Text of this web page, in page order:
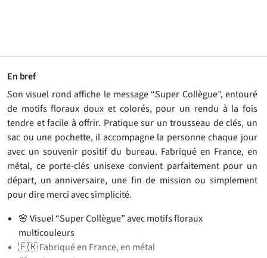
En bref
Son visuel rond affiche le message “Super Collègue”, entouré
de motifs floraux doux et colorés, pour un rendu à la fois
tendre et facile à offrir. Pratique sur un trousseau de clés, un
sac ou une pochette, il accompagne la personne chaque jour
avec un souvenir positif du bureau. Fabriqué en France, en
métal, ce porte-clés unisexe convient parfaitement pour un
départ, un anniversaire, une fin de mission ou simplement
pour dire merci avec simplicité.
🌸 Visuel “Super Collègue” avec motifs floraux
multicouleurs
🇫🇷 Fabriqué en France, en métal